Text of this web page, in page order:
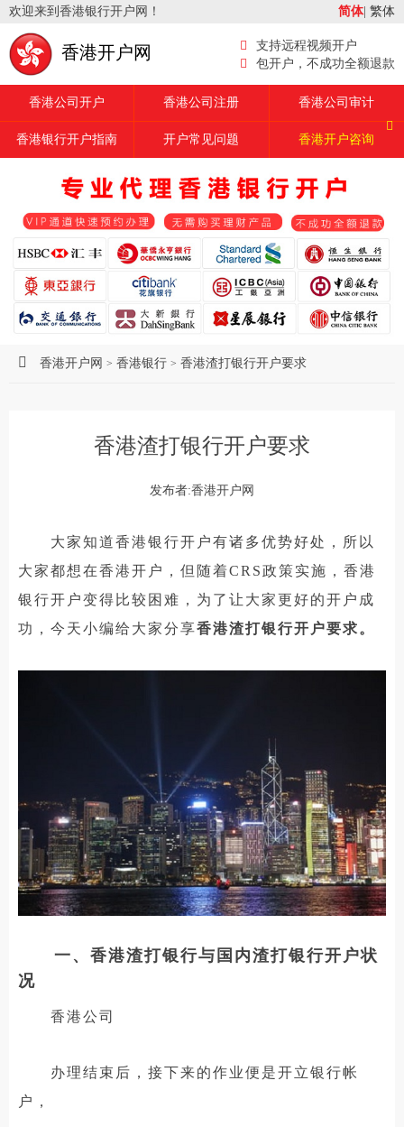
欢迎来到香港银行开户网！ 简体| 繁体
香港开户网
支持远程视频开户
包开户，不成功全额退款
香港公司开户 香港公司注册 香港公司审计
香港银行开户指南 开户常见问题 香港开户咨询
香港开户网 > 香港银行 > 香港渣打银行开户要求
香港渣打银行开户要求
发布者:香港开户网
大家知道香港银行开户有诸多优势好处，所以
大家都想在香港开户，但随着CRS政策实施，香港
银行开户变得比较困难，为了让大家更好的开户成
功，今天小编给大家分享香港渣打银行开户要求。
一、香港渣打银行与国内渣打银行开户状
况
香港公司
办理结束后，接下来的作业便是开立银行帐
户，